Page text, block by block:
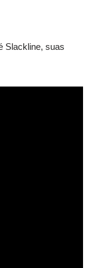
Slackline, suas